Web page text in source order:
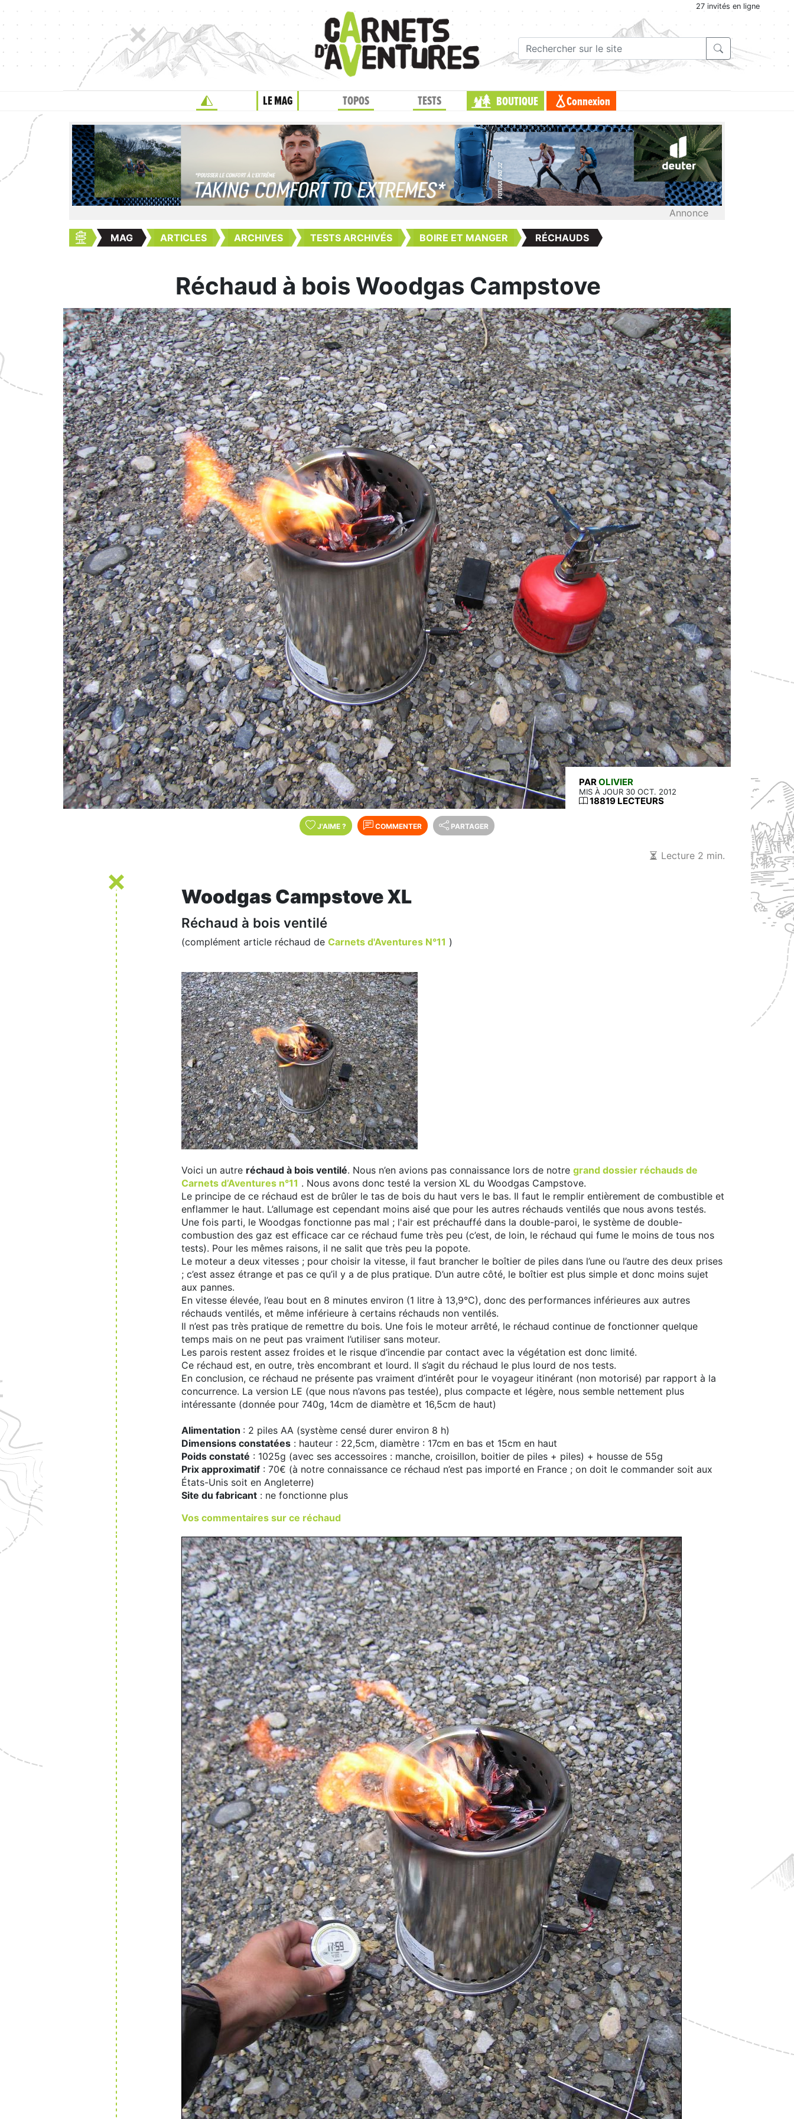
27 invités en ligne
LE MAG TOPOS TESTS BOUTIQUE Connexion
Annonce
MAG ARTICLES ARCHIVES TESTS ARCHIVÉS BOIRE ET MANGER RÉCHAUDS
Réchaud à bois Woodgas Campstove
PAROLIVIER
MIS À JOUR 30 OCT. 2012
18819 LECTEURS
J'AIME ? COMMENTER PARTAGER
Lecture 2 min.
Woodgas Campstove XL
Réchaud à bois ventilé
(complément article réchaud de Carnets d'Aventures N°11 )
Voici un autre réchaud à bois ventilé. Nous n’en avions pas connaissance lors de notre grand dossier réchauds de
Carnets d’Aventures n°11 . Nous avons donc testé la version XL du Woodgas Campstove.
Le principe de ce réchaud est de brûler le tas de bois du haut vers le bas. Il faut le remplir entièrement de combustible et
enflammer le haut. L’allumage est cependant moins aisé que pour les autres réchauds ventilés que nous avons testés.
Une fois parti, le Woodgas fonctionne pas mal ; l'air est préchauffé dans la double-paroi, le système de double-
combustion des gaz est efficace car ce réchaud fume très peu (c’est, de loin, le réchaud qui fume le moins de tous nos
tests). Pour les mêmes raisons, il ne salit que très peu la popote.
Le moteur a deux vitesses ; pour choisir la vitesse, il faut brancher le boîtier de piles dans l’une ou l’autre des deux prises
; c’est assez étrange et pas ce qu’il y a de plus pratique. D’un autre côté, le boîtier est plus simple et donc moins sujet
aux pannes.
En vitesse élevée, l’eau bout en 8 minutes environ (1 litre à 13,9°C), donc des performances inférieures aux autres
réchauds ventilés, et même inférieure à certains réchauds non ventilés.
Il n’est pas très pratique de remettre du bois. Une fois le moteur arrêté, le réchaud continue de fonctionner quelque
temps mais on ne peut pas vraiment l’utiliser sans moteur.
Les parois restent assez froides et le risque d’incendie par contact avec la végétation est donc limité.
Ce réchaud est, en outre, très encombrant et lourd. Il s’agit du réchaud le plus lourd de nos tests.
En conclusion, ce réchaud ne présente pas vraiment d’intérêt pour le voyageur itinérant (non motorisé) par rapport à la
concurrence. La version LE (que nous n’avons pas testée), plus compacte et légère, nous semble nettement plus
intéressante (donnée pour 740g, 14cm de diamètre et 16,5cm de haut)
Alimentation : 2 piles AA (système censé durer environ 8 h)
Dimensions constatées : hauteur : 22,5cm, diamètre : 17cm en bas et 15cm en haut
Poids constaté : 1025g (avec ses accessoires : manche, croisillon, boitier de piles + piles) + housse de 55g
Prix approximatif : 70€ (à notre connaissance ce réchaud n’est pas importé en France ; on doit le commander soit aux
États-Unis soit en Angleterre)
Site du fabricant : ne fonctionne plus
Vos commentaires sur ce réchaud